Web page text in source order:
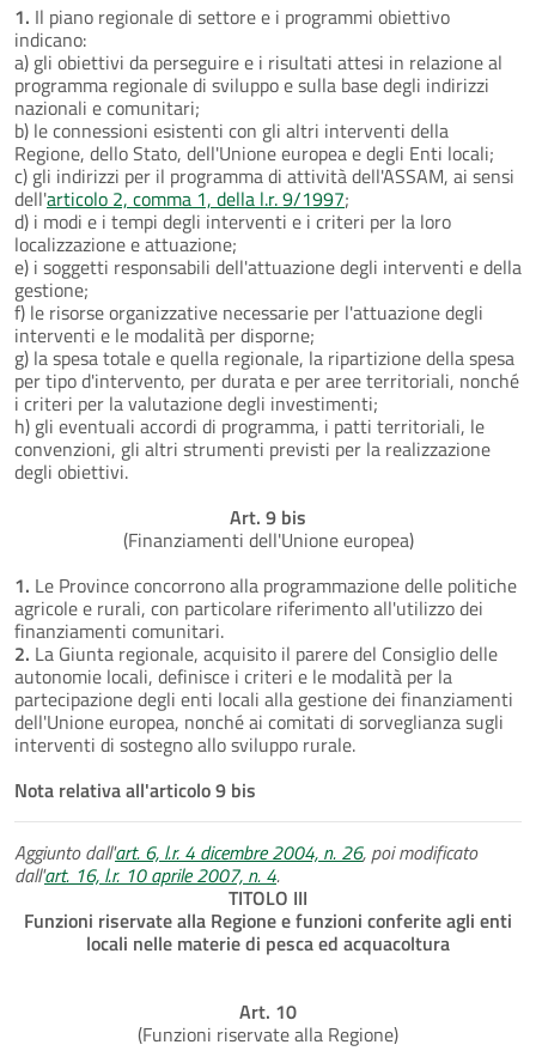
1. Il piano regionale di settore e i programmi obiettivo
indicano:
a) gli obiettivi da perseguire e i risultati attesi in relazione al
programma regionale di sviluppo e sulla base degli indirizzi
nazionali e comunitari;
b) le connessioni esistenti con gli altri interventi della
Regione, dello Stato, dell'Unione europea e degli Enti locali;
c) gli indirizzi per il programma di attività dell'ASSAM, ai sensi
dell'articolo 2, comma 1, della l.r. 9/1997;
d) i modi e i tempi degli interventi e i criteri per la loro
localizzazione e attuazione;
e) i soggetti responsabili dell'attuazione degli interventi e della
gestione;
f) le risorse organizzative necessarie per l'attuazione degli
interventi e le modalità per disporne;
g) la spesa totale e quella regionale, la ripartizione della spesa
per tipo d'intervento, per durata e per aree territoriali, nonché
i criteri per la valutazione degli investimenti;
h) gli eventuali accordi di programma, i patti territoriali, le
convenzioni, gli altri strumenti previsti per la realizzazione
degli obiettivi.
Art. 9 bis
(Finanziamenti dell'Unione europea)
1. Le Province concorrono alla programmazione delle politiche
agricole e rurali, con particolare riferimento all'utilizzo dei
finanziamenti comunitari.
2. La Giunta regionale, acquisito il parere del Consiglio delle
autonomie locali, definisce i criteri e le modalità per la
partecipazione degli enti locali alla gestione dei finanziamenti
dell'Unione europea, nonché ai comitati di sorveglianza sugli
interventi di sostegno allo sviluppo rurale.
Nota relativa all'articolo 9 bis
Aggiunto dall'art. 6, l.r. 4 dicembre 2004, n. 26, poi modificato
dall'art. 16, l.r. 10 aprile 2007, n. 4.
TITOLO III
Funzioni riservate alla Regione e funzioni conferite agli enti
locali nelle materie di pesca ed acquacoltura
Art. 10
(Funzioni riservate alla Regione)